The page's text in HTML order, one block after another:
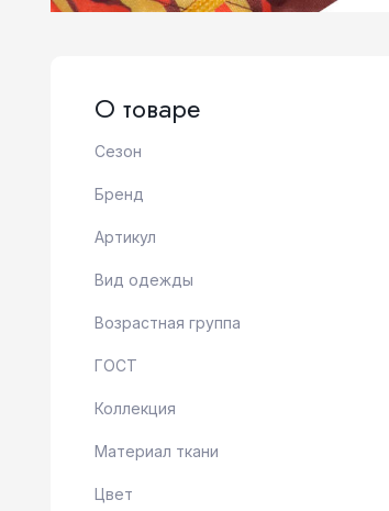
О товаре
Сезон
Бренд
Артикул
Вид одежды
Возрастная группа
ГОСТ
Коллекция
Материал ткани
Цвет